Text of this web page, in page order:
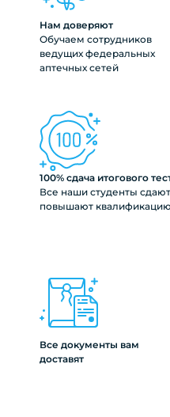
Нам доверяют
Обучаем сотрудников
ведущих федеральных
аптечных сетей
100% сдача итогового
Все наши студенты
повышают
Все документы вам
доставят